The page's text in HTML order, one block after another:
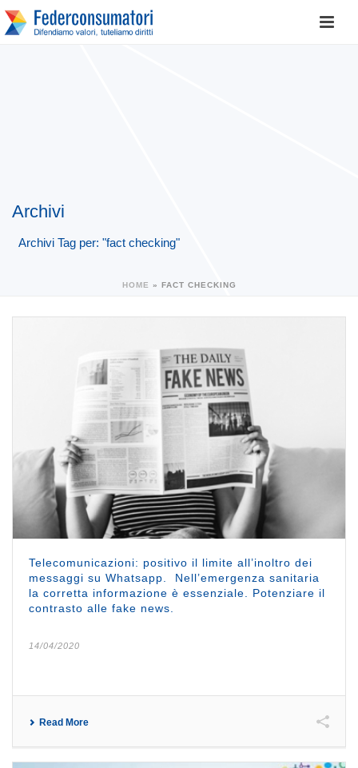
Archivi
Archivi Tag per: "fact checking"
HOME » FACT CHECKING
Telecomunicazioni: positivo il limite all’inoltro dei
messaggi su Whatsapp. Nell’emergenza sanitaria
la corretta informazione è essenziale. Potenziare il
contrasto alle fake news.
14/04/2020
Read More